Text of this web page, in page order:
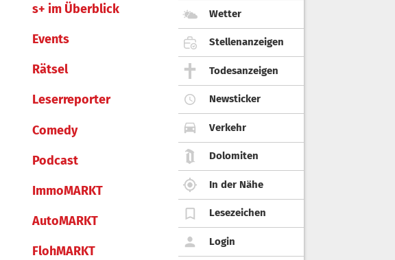
s+ im Überblick
Events
Rätsel
Leserreporter
Comedy
Podcast
ImmoMARKT
AutoMARKT
FlohMARKT
Wetter
Stellenanzeigen
Todesanzeigen
Newsticker
Verkehr
Dolomiten
In der Nähe
Lesezeichen
Login